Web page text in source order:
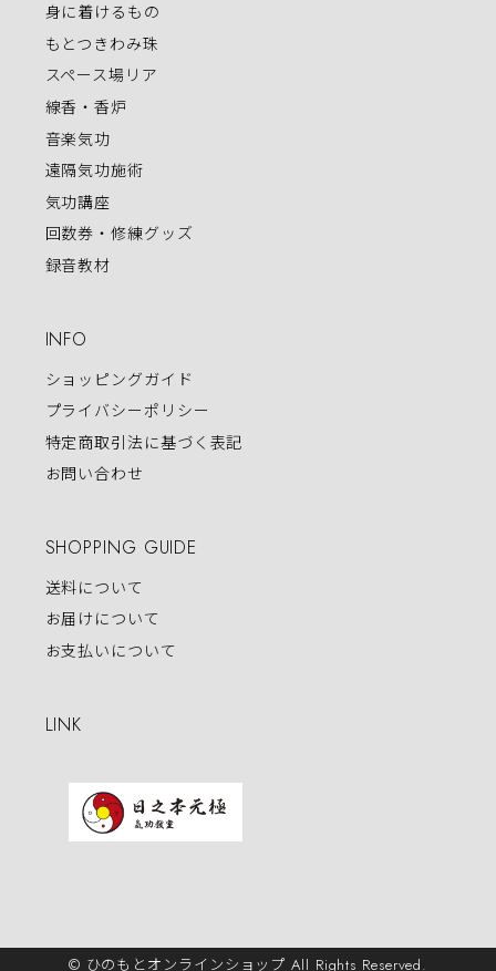
身に着けるもの
もとつきわみ珠
スペース場リア
線香・香炉
音楽気功
遠隔気功施術
気功講座
回数券・修練グッズ
録音教材
INFO
ショッピングガイド
プライバシーポリシー
特定商取引法に基づく表記
お問い合わせ
SHOPPING GUIDE
送料について
お届けについて
お支払いについて
LINK
© ひのもとオンラインショップ All Rights Reserved.